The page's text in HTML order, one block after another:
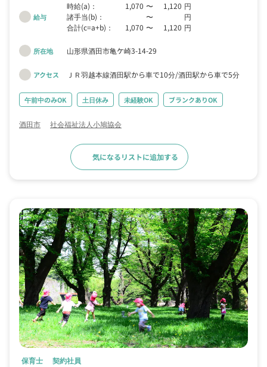
給与
時給(a)： 1,070 〜 1,120 円
諸手当(b)：
〜
円
合計(c=a+b)：
1,070 〜 1,120 円
所在地 山形県酒田市亀ケ崎3-14-29
アクセス ＪＲ羽越本線酒田駅から車で10分 酒田駅から車で5分
午前中のみOK 土日休み 未経験OK ブランクありOK
酒田市 社会福祉法人小鳩協会
気になるリストに追加する
保育士 契約社員